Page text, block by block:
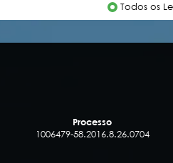
Todos os
Processo
1006479-58.2016.8.26.0704